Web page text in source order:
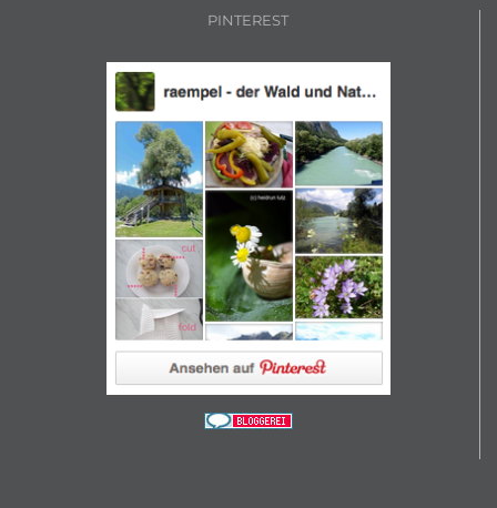
PINTEREST